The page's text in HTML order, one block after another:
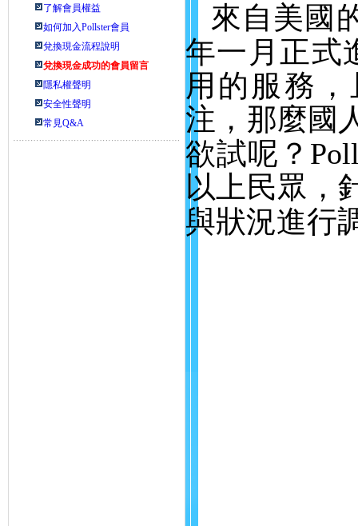
了解會員權益
如何加入Pollster會員
兌換現金流程說明
兌換現金成功的會員留言
隱私權聲明
安全性聲明
常見Q&A
來自美國
年一月正式
用的服務
注，那麼國
欲試呢？
以上民眾，
與狀況進行